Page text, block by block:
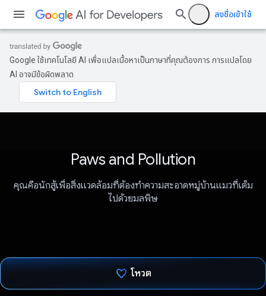
ลงชื่อเข้าใช้
Google ใช้เทคโนโลยี AI เพื่อแปลเนื้อหาเป็นภาษาที่คุณต้องการ การแปลโดย
AI อาจมีข้อผิดพลาด
Paws and Pollution
คุณคือนักสู้เพื่อสิ่งแวดล้อมที่ต้องทำความสะอาดหมู่บ้านแมวที่เต็ม
ไปด้วยมลพิษ
โหวต